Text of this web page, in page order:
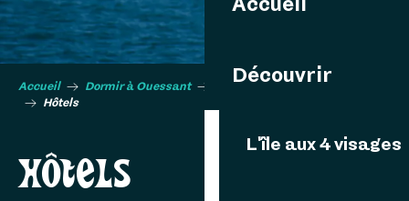
Découvrir
L'île aux 4 visages
Accueil Dormir à Ouessant
Tous les types d’hébergements
Hôtels
HÔTELS